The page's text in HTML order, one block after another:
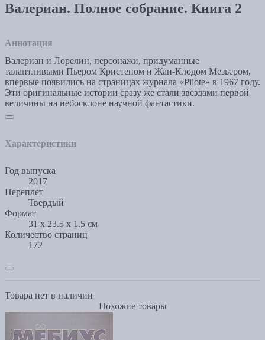
Валериан. Полное собрание. Книга 2
Аннотация
Валериан и Лорелин, персонажи, придуманные
талантливыми Пьером Кристеном и Жан-Клодом Мезьером,
впервые появились на страницах журнала «Pilote» в 1967 году.
Эти оригинальные истории сразу же стали звездами первой
величины на небосклоне научной фантастики.
Характеристики
Год выпуска
2017
Переплет
Твердый
Формат
31 x 23.5 x 1.5 см
Количество страниц
172
Товара нет в наличии
Похожие товары